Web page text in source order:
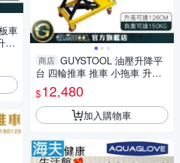
車
降
商店 GUYSTOOL 油壓升降平
台 四輪推車 推車 小拖車 升降
推車 MIT-P150125 平板推車
升降平台手推車
$12,480
加入購物車